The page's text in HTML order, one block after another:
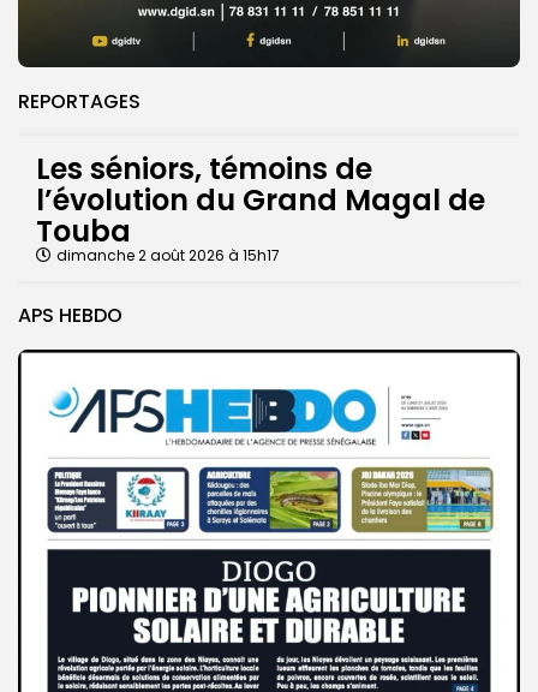
REPORTAGES
Les séniors, témoins de
l’évolution du Grand Magal de
Touba
dimanche 2 août 2026 à 15h17
APS HEBDO